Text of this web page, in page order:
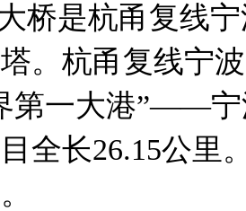
是杭甬复线宁
。杭甬复线宁
第一大港”——宁
全长26.15公里